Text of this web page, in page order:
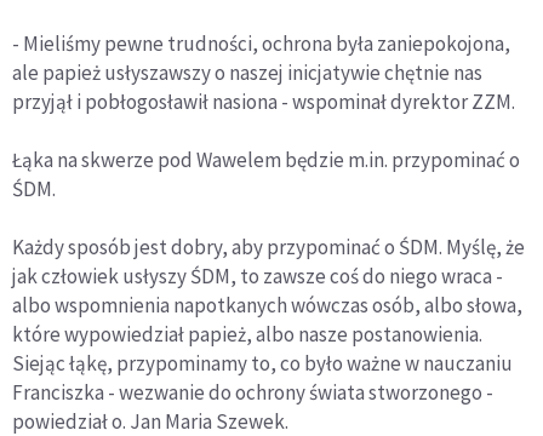
- Mieliśmy pewne trudności, ochrona była zaniepokojona,
ale papież usłyszawszy o naszej inicjatywie chętnie nas
przyjął i pobłogosławił nasiona - wspominał dyrektor ZZM.
Łąka na skwerze pod Wawelem będzie m.in. przypominać o
ŚDM.
Każdy sposób jest dobry, aby przypominać o ŚDM. Myślę, że
jak człowiek usłyszy ŚDM, to zawsze coś do niego wraca -
albo wspomnienia napotkanych wówczas osób, albo słowa,
które wypowiedział papież, albo nasze postanowienia.
Siejąc łąkę, przypominamy to, co było ważne w nauczaniu
Franciszka - wezwanie do ochrony świata stworzonego -
powiedział o. Jan Maria Szewek.